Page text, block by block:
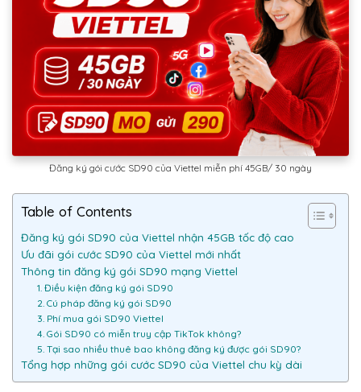
Đăng ký gói cước SD90 của Viettel miễn phí 45GB/ 30 ngày
Table of Contents
Đăng ký gói SD90 của Viettel nhận 45GB tốc độ cao
Ưu đãi gói cước SD90 của Viettel mới nhất
Thông tin đăng ký gói SD90 mạng Viettel
1. Điều kiện đăng ký gói SD90
2. Cú pháp đăng ký gói SD90
3. Phí mua gói SD90 Viettel
4. Gói SD90 có miễn truy cập TikTok không?
5. Tại sao nhiều thuê bao không đăng ký được gói SD90?
Tổng hợp những gói cước SD90 của Viettel chu kỳ dài